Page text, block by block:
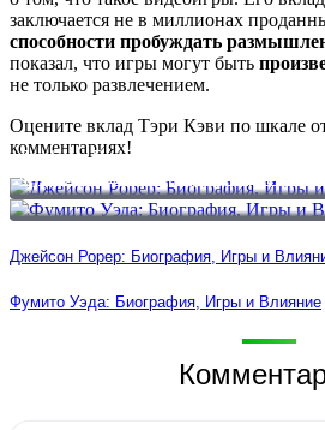
заключается не в миллионах
способности пробуждать
показал, что игры могут быть
не только развлечением.
Оцените вклад Тэри Кэви по шкале
комментариях!
Джейсон Рорер: Биография, Игры и
Фумито Уэда: Биография, Игры и
Джейсон Рорер: Биография, Игры и
Фумито Уэда: Биография, Игры и Влияние